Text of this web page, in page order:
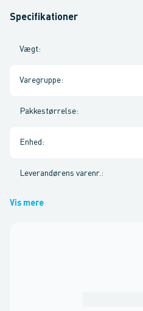
Specifikationer
Vægt:
Varegruppe:
Pakkestørrelse:
Enhed :
Leverandørens varenr. :
Vis mere